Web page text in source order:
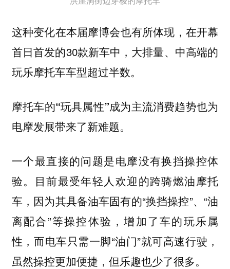
这种变化在本届摩博会也有所体现，在开幕
首日首发的30款新车中，大排量、中高端的
玩乐摩托车车型超过半数。
摩托车的“玩具属性”成为主流消费趋势也为
电摩发展带来了新难题。
一个最直接的问题是电摩没有换挡操控体
验。
目前最受年轻人欢迎的跨骑燃油摩托
车，因为其具备油车固有的“换挡操控”、“油
离配合”等操控体验，增加了车的玩乐属
性，而电车只需一脚“油门”就可高速行驶，
虽然操控更加便捷，但乐趣也少了很多。